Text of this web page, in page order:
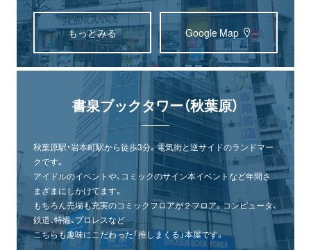
もっとみる Google Map
書泉ブックタワー（秋葉原）
秋葉原駅・岩本町駅から徒歩3分。電気街と逆サイドのランドマー
クです。
アイドルのイベントや、コミックのサイン本イベントなど年間さ
まざまにしかけてます。
もちろん売場も充実のコミックフロアが２フロア。コンピュータ、
鉄道、特撮、プロレスなど
こちらも趣味にこだわった「推しまくる」本屋です。